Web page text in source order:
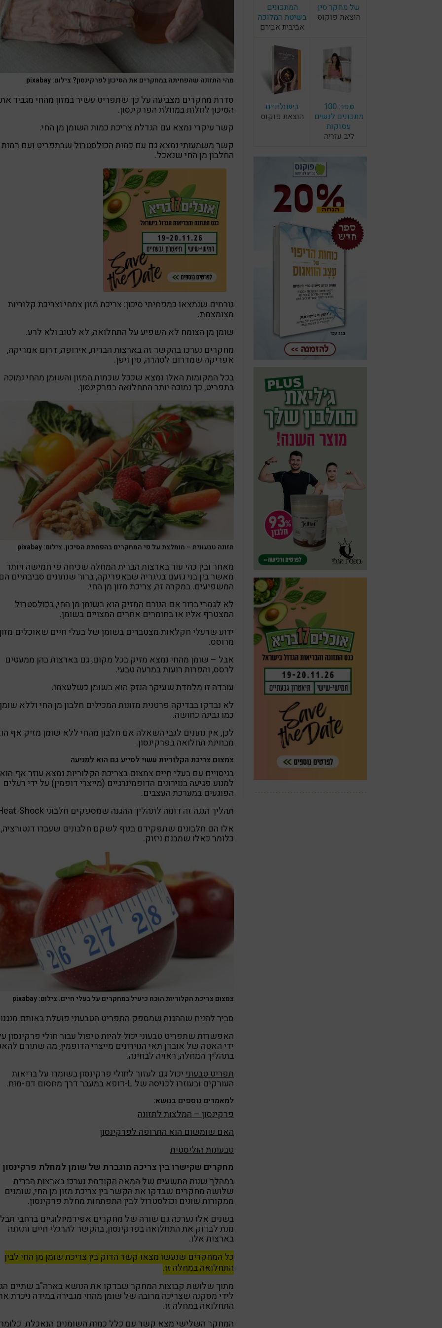
של מחקר סין
הוצאת פוקוס
המתכונים
בשיטת המלוכה
אביבית אבירם
ספר: 100
מתכונים לנשים
עסוקות
ליב עזריה
בישולחיים
הוצאת פוקוס
מהי התזונה שהפחיתה במחקרים את הסיכון לפרקינסון? צילום: pixabay
סדרת מחקרים מצביעה על כך שתפריט עשיר במזון מהחי מגביר את
הסיכון לחלות במחלת הפרקינסון.
קשר עיקרי נמצא עם הגדלת צריכת כמות השומן מן החי.
קשר משמעותי נמצא גם עם כמות הכולסטרולשבתפריט ועם רמות
החלבון מן החי שנאכל.
גורמים שנמצאו כמפחיתי סיכון: צריכת מזון צמחי וצריכת קלוריות
מצומצמת.
שומן מן הצומח לא השפיע על התחלואה, לא לטוב ולא לרע.
מחקרים נערכו בהקשר זה בארצות הברית, אירופה, דרום אמריקה,
אפריקה שמדרום לסהרה, סין ויפן.
בכל המקומות האלו נמצא שככל שכמות המזון והשומן מהחי נמוכה
בתפריט, כך נמוכה יותר התחלואה בפרקינסון.
תזונה טבעונית – מומלצת על פי המחקרים בהפחתת הסיכון. צילום: pixabay
מאחר ובין כהי עור בארצות הברית המחלה שכיחה פי חמישה ויותר
מאשר בין בני גזעם בניגריה שבאפריקה, ברור שנתונים סביבתיים
המשפיעים. במקרה זה, צריכת מזון מן החי.
לא לגמרי ברור אם הגורם המזיק הוא בשומן מן החי, בכולסטרול
המצטרף אליו או בחומרים אחרים המצויים בשומן.
ידוע שרעלי חקלאות מצטברים בשומן של בעלי חיים שאוכלים
מרוסס.
אבל – שומן מהחי נמצא מזיק בכל מקום, גם בארצות בהן ממעטים
לרסס, והפרות רועות במרעה טבעי.
עובדה זו מלמדת שעיקר הנזק הוא בשומן כשלעצמו.
לא נבדקו בבדיקה פרטנית מזונות המכילים חלבון מן החי וללא
כמו גבינה כחושה.
לכן, אין נתונים לגבי השאלה אם חלבון מהחי ללא שומן מזיק אף
מבחינת תחלואה בפרקינסון.
צמצום צריכת הקלוריות עשוי לסייע גם הוא למניעה
בניסויים עם בעלי חיים צמצום בצריכת הקלוריות נמצא עוזר אף הוא
למנוע פגיעה בנוירונים הדופמינרגיים (מייצרי דופמין) על ידי רעלים
הפוגעים במערכת העצבים.
תהליך הגנה זה דומה לתהליך ההגנה שמספקים חלבוני Heat-Shock.
אלו הם חלבונים שתפקידם בגוף לשקם חלבונים שעברו דנטורציה,
כלומר כאלו שמבנם ניזוק.
צמצום צריכת הקלוריות הוכח כיעיל במחקרים על בעלי חיים. צילום: pixabay
סביר להניח שההגנה שמספק התפריט הטבעוני פועלת באותם
האפשרות שתפריט טבעוני יכול להיות טיפול עבור חולי פרקינסון
ידי האטה של אובדן תאי הנוירונים מייצרי הדופמין, מה שתורם
בתהליך המחלה, ראויה לבחינה.
תפריט טבעונייכול גם לעזור לחולי פרקינסון בשומרו על בריאות
העורקים ובעוזרו לכניסה של L-דופא במעבר דרך מחסום דם-מוח.
למאמרים נוספים בנושא:
פרקינסון – המלצות לתזונה
האם שומשום הוא התרופה לפרקינסון
טבעונות הוליסטית
מחקרים שקישרו בין צריכה מוגברת של שומן למחלת פרקינסון
במהלך שנות התשעים של המאה הקודמת נערכו בארצות הברית
שלושה מחקרים שבדקו את הקשר בין צריכת מזון מן החי, שומנים
ממקורות שונים וכולסטרול לבין התפתחות מחלת פרקינסון.
בשנים אלו נערכה גם שורה של מחקרים אפידמיולוגיים ברחבי
מנת לבדוק את התחלואה בפרקינסון, בהקשר להרגלי חיים ותזונה
בארצות אלו.
כל המחקרים שנעשו מצאו קשר הדוק בין צריכת שומן מן החי לבין
התחלואה במחלה זו.
מתוך שלושת קבוצות המחקר שבדקו את הנושא בארה"ב שתיים
לידי מסקנה שצריכה מרובה של שומן מהחי מגבירה במידה ניכרת
התחלואה במחלה זו.
המחקר השלישי מצא קשר עם כלל כמות השומנים הנאכלת.